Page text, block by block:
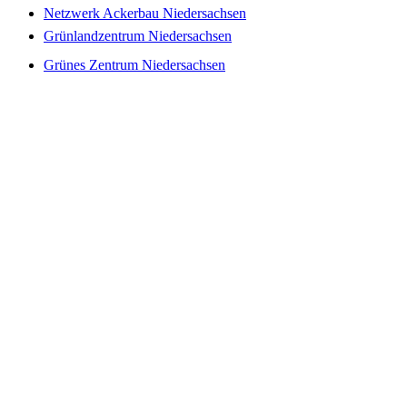
Netzwerk Ackerbau Niedersachsen
Grünlandzentrum Niedersachsen
Grünes Zentrum Niedersachsen